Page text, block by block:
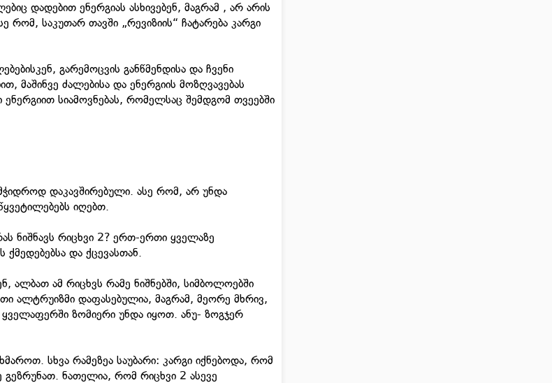
დადებით ენერგიას ასხივებენ, მაგრამ , არ არის
რომ, საკუთარ თავში „რევიზიის“ ჩატარება კარგი
გარემოცვის განწმენდისა და ჩვენი
მაშინვე ძალებისა და ენერგიის მოზღვავებას
სიამოვნებას, რომელსაც შემდგომ თვეებში
დაკავშირებული. ასე რომ, არ უნდა
იღებთ.
ნიშნავს რიცხვი 2? ერთ-ერთი ყველაზე
და ქცევასთან.
ალბათ ამ რიცხვს რამე ნიშნებში, სიმბოლოებში
ალტრუიზმი დაფასებულია, მაგრამ, მეორე მხრივ,
ყველაფერში ზომიერი უნდა იყოთ. ანუ- ზოგჯერ
სხვა რამეზეა საუბარი: კარგი იქნებოდა, რომ
გეზრუნათ. ნათელია, რომ რიცხვი 2 ასევე